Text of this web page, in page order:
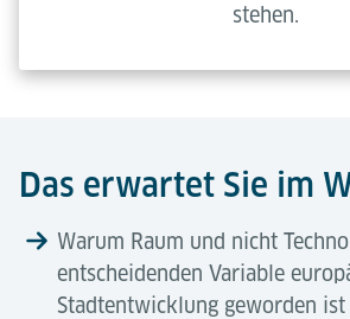
stehen.
Das erwartet Sie im
Warum Raum und nicht
entscheidenden Variable
Stadtentwicklung geworden ist